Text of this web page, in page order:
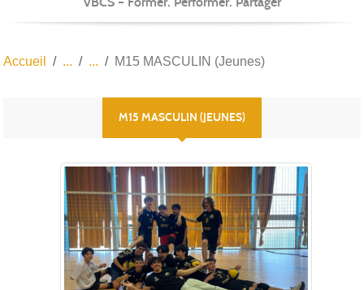
Accueil M15 MASCULIN (Jeunes)
M15 MASCULIN (JEUNES)